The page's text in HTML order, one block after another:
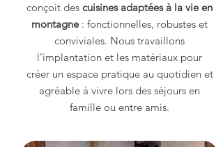
conçoit des cuisines adaptées à la vie en
montagne: fonctionnelles, robustes et
conviviales. Nous travaillons
l’implantation et les matériaux pour
créer un espace pratique au quotidien et
agréable à vivre lors des séjours en
famille ou entre amis.